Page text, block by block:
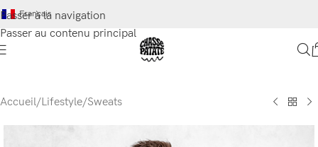
Passer à la navigation
Passer au contenu principal
Français
Accueil/Lifestyle/Sweats